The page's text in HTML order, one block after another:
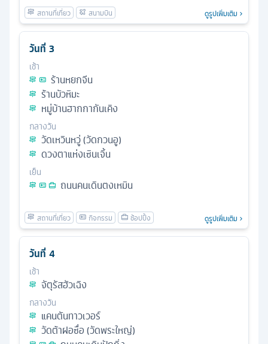
ดูรูปเพิ่มเติม
วันที่ 3
เช้า
ร้านหยกจีน
ร้านบัวหิมะ
หมู่บ้านฮากกากันเคิง
กลางวัน
วัดเหวินหวู่ (วัดกวนอู)
ดวงตาแห่งเซินเจิ้น
เย็น
ถนนคนเดินตงเหมิน
ดูรูปเพิ่มเติม
วันที่ 4
เช้า
จัตุรัสฮัวเฉิง
กลางวัน
แคนตันทาวเวอร์
วัดต้าฝอซื่อ (วัดพระใหญ่)